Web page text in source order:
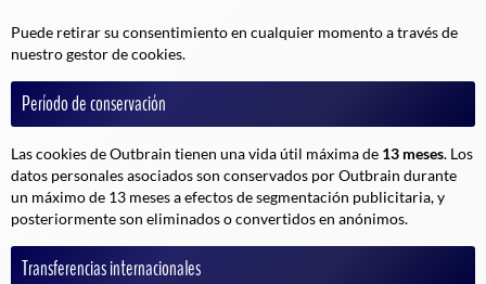
Puede retirar su consentimiento en cualquier momento a través de
nuestro gestor de cookies.
Período de conservación
Las cookies de Outbrain tienen una vida útil máxima de 13 meses. Los
datos personales asociados son conservados por Outbrain durante
un máximo de 13 meses a efectos de segmentación publicitaria, y
posteriormente son eliminados o convertidos en anónimos.
Transferencias internacionales